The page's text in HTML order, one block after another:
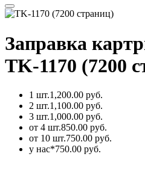
Заправка
TK-1170 (7200
1 шт.1,200.00 руб.
2 шт.1,100.00 руб.
3 шт.1,000.00 руб.
от 4 шт.850.00 руб.
от 10 шт.750.00 руб.
у нас*750.00 руб.